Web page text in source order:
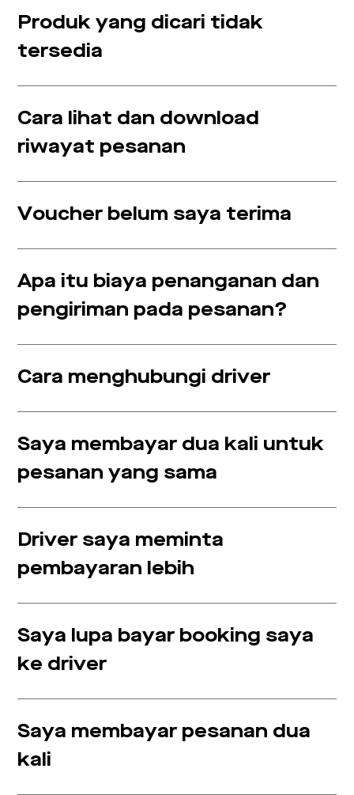
Produk yang dicari tidak
tersedia
Cara lihat dan download
riwayat pesanan
Voucher belum saya terima
Apa itu biaya penanganan dan
pengiriman pada pesanan?
Cara menghubungi driver
Saya membayar dua kali untuk
pesanan yang sama
Driver saya meminta
pembayaran lebih
Saya lupa bayar booking saya
ke driver
Saya membayar pesanan dua
kali